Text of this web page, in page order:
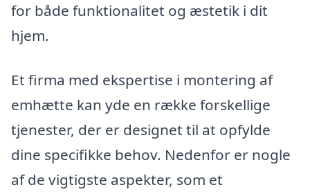
for både funktionalitet og æstetik i dit
hjem.
Et firma med ekspertise i montering af
emhætte kan yde en række forskellige
tjenester, der er designet til at opfylde
dine specifikke behov. Nedenfor er nogle
af de vigtigste aspekter, som et